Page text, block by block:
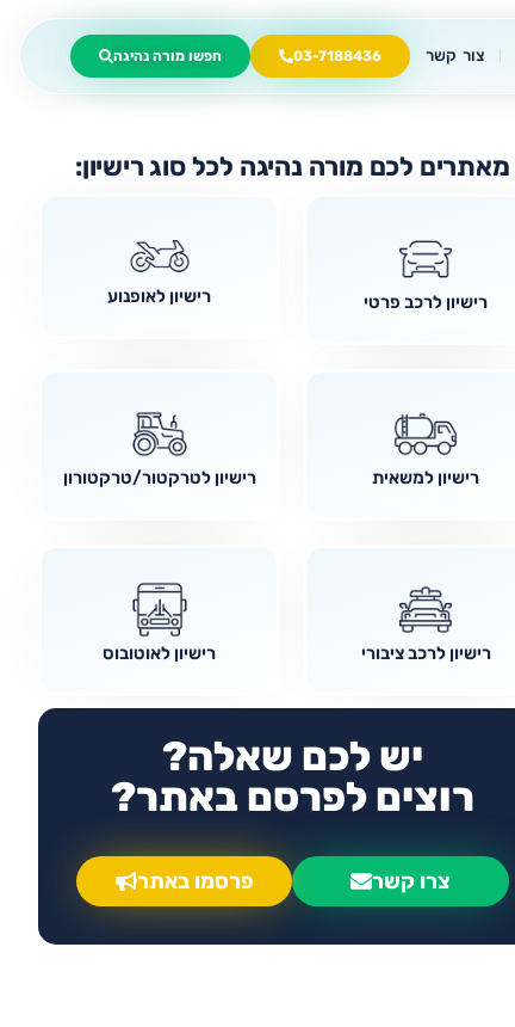
צור קשר 03-7188436 חפשו מורה נהיגה
מאתרים לכם מורה נהיגה לכל סוג רישיון:
רישיון לרכב פרטי רישיון לאופנוע
רישיון למשאית רישיון לטרקטור/טרקטורון
רישיון לרכב ציבורי רישיון לאוטובוס
יש לכם שאלה?
רוצים לפרסם באתר?
צרו קשר פרסמו באתר